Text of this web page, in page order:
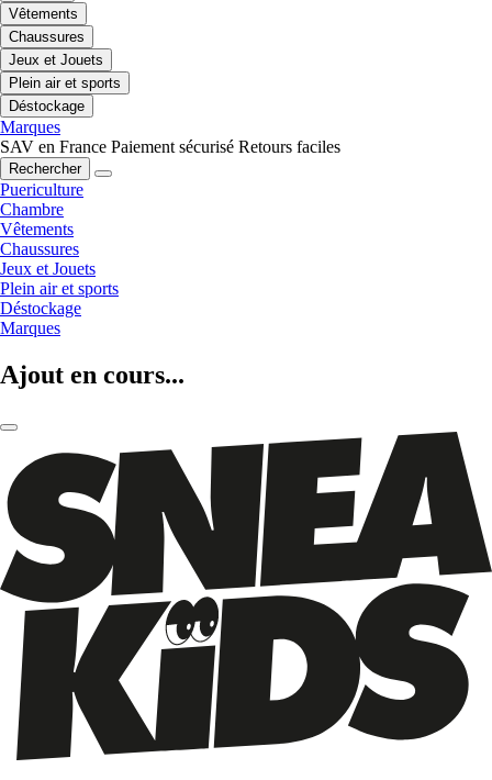
Vêtements
Chaussures
Jeux et Jouets
Plein air et sports
Déstockage
Marques
SAV en France Paiement sécurisé Retours faciles
Rechercher
Puericulture
Chambre
Vêtements
Chaussures
Jeux et Jouets
Plein air et sports
Déstockage
Marques
Ajout en cours...